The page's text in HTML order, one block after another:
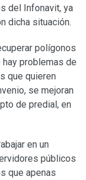
del Infonavit, ya
dicha situación.
polígonos
problemas de
que quieren
se mejoran
de predial, en
en un
públicos
que apenas